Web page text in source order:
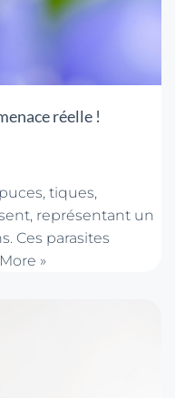
réelle !
tiques,
représentant un
Ces parasites
»